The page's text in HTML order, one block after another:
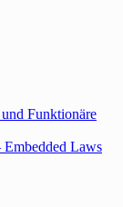
Funktionäre
Laws